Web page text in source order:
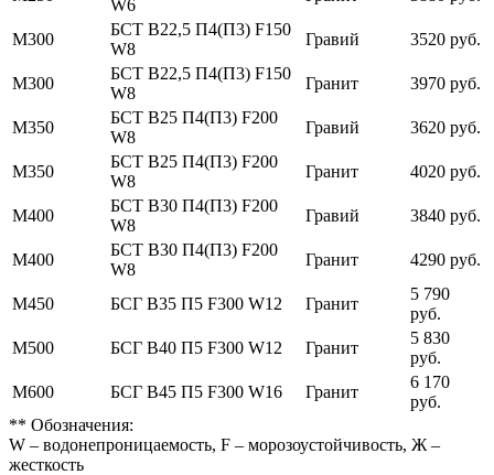
W6
М300
БСТ В22,5 П4(П3) F150
W8
Гравий 3520 руб.
М300
БСТ В22,5 П4(П3) F150
W8
Гранит 3970 руб.
М350
БСТ В25 П4(П3) F200
W8
Гравий 3620 руб.
М350
БСТ В25 П4(П3) F200
W8
Гранит 4020 руб.
М400
БСТ В30 П4(П3) F200
W8
Гравий 3840 руб.
М400
БСТ В30 П4(П3) F200
W8
Гранит 4290 руб.
М450 БСГ В35 П5 F300 W12 Гранит
5 790
руб.
М500
БСГ В40 П5 F300 W12 Гранит
5 830
руб.
М600
БСГ В45 П5 F300 W16 Гранит
6 170
руб.
** Обозначения:
W – водонепроницаемость, F – морозоустойчивость, Ж –
жесткость